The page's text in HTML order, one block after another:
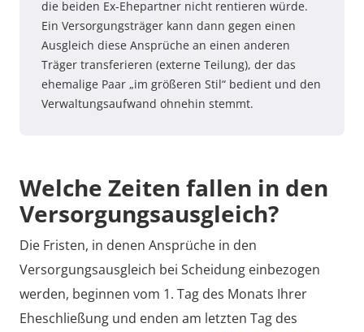
die beiden Ex-Ehepartner nicht rentieren würde.
Ein Versorgungsträger kann dann gegen einen
Ausgleich diese Ansprüche an einen anderen
Träger transferieren (externe Teilung), der das
ehemalige Paar „im größeren Stil“ bedient und den
Verwaltungsaufwand ohnehin stemmt.
Welche Zeiten fallen in den
Versorgungsausgleich?
Die Fristen, in denen Ansprüche in den
Versorgungsausgleich bei Scheidung einbezogen
werden, beginnen vom 1. Tag des Monats Ihrer
Eheschließung und enden am letzten Tag des